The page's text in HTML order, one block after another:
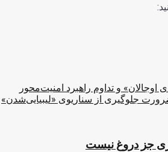
اوجالان» و تداوم راهبرد امنیت‌محور
جلوگیری از سناریوی «لیبیایی‌شدن»
جز دروغ نیست